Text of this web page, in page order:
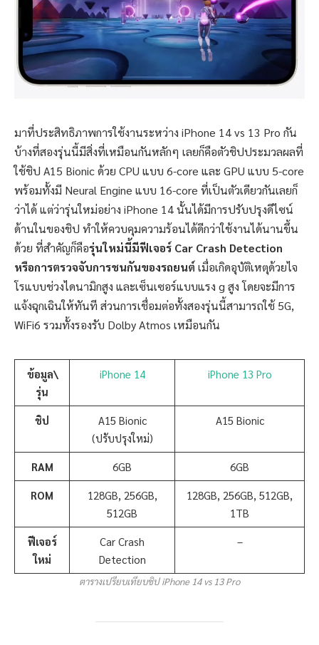
มาที่ประสิทธิภาพการใช้งานระหว่าง iPhone 14 vs 13 Pro กัน
บ้างที่สองรุ่นนี้มีสิ่งที่เหมือนกันหลักๆ เลยก็คือตัวชิปประมวลผลที่
ใช้ชิป A15 Bionic ด้วย CPU แบบ 6-core และ GPU แบบ 5-core
พร้อมทั้งมี Neural Engine แบบ 16-core ที่เป็นตัวเดียวกันเลยก็
ว่าได้ แต่ว่ารุ่นใหม่อย่าง iPhone 14 นั้นได้มีการปรับปรุงดีไซน์
ด้านในของชิป ทำให้ควบคุมความร้อนได้ดีกว่าใช้งานได้นานขึ้น
ด้วย ที่สำคัญก็คือรุ่นใหม่นี้มีฟีเจอร์ Car Crash Detection
หรือการตรวจจับการชนกันของรถยนต์ เมื่อเกิดอุบัติเหตุด้วยไจ
โรแบบช่วงไดนามิกสูง และเซ็นเซอร์แบบแรง g สูง โดยจะมีการ
แจ้งฉุกเฉินให้ทันที ส่วนการเชื่อมต่อทั้งสองรุ่นนี้สามารถใช้ 5G,
WiFi6 รวมทั้งรองรับ Dolby Atmos เหมือนกัน
ข้อมูล\
รุ่น
iPhone 14 iPhone 13 Pro
ชิป
A15 Bionic
(ปรับปรุงใหม่)
A15 Bionic
RAM 6GB 6GB
ROM
128GB, 256GB,
512GB
128GB, 256GB, 512GB,
1TB
ฟีเจอร์
ใหม่
Car Crash
Detection
–
ตารางเปรียบเทียบชิป iPhone 14 vs 13 Pro